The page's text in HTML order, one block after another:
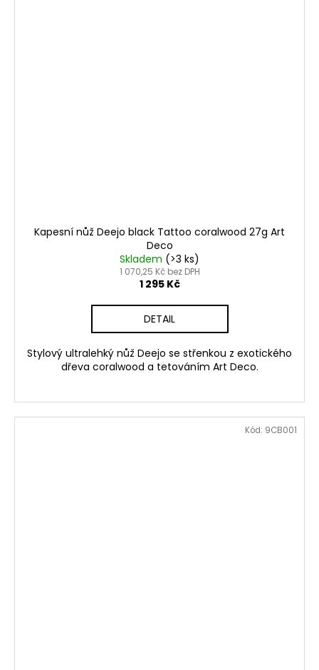
Kapesní nůž Deejo black Tattoo coralwood 27g Art
Deco
Skladem (>3 ks)
1 070,25 Kč bez DPH
1 295 Kč
DETAIL
Stylový ultralehký nůž Deejo se střenkou z exotického
dřeva coralwood a tetováním Art Deco.
Kód: 9CB001